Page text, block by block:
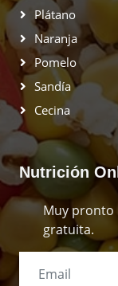
Plátano
Naranja
Pomelo
Sandía
Cecina
Nutrición
Muy
gratuita.